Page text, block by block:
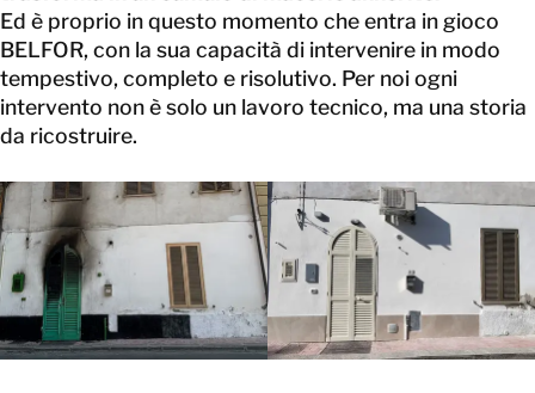
Ed è proprio in questo momento che entra in gioco
BELFOR, con la sua capacità di intervenire in modo
tempestivo, completo e risolutivo. Per noi ogni
intervento non è solo un lavoro tecnico, ma una storia
da ricostruire.